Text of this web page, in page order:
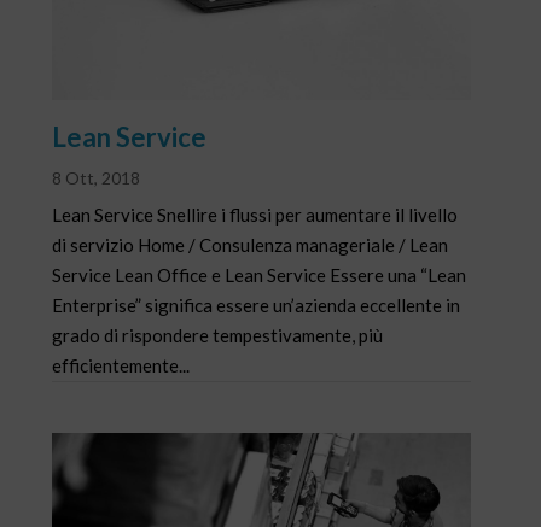
Lean Service
8 Ott, 2018
Lean Service Snellire i flussi per aumentare il livello
di servizio Home / Consulenza manageriale / Lean
Service Lean Office e Lean Service Essere una “Lean
Enterprise” significa essere un’azienda eccellente in
grado di rispondere tempestivamente, più
efficientemente...